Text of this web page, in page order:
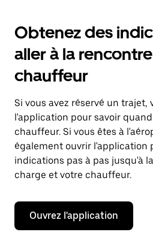
Obtenez des
aller à la
chauffeur
Si vous avez réservé un
l'application pour savoir
chauffeur. Si vous êtes à
également ouvrir l'application
indications pas à pas jusqu'à
charge et votre chauffeur.
Ouvrez l'application